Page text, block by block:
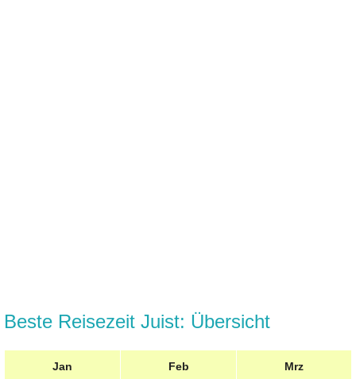
Beste Reisezeit Juist: Übersicht
Jan Feb Mrz